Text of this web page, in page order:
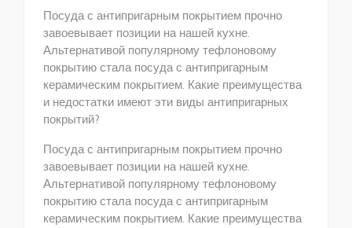
Посуда с антипригарным покрытием прочно
завоевывает позиции на нашей кухне.
Альтернативой популярному тефлоновому
покрытию стала посуда с антипригарным
керамическим покрытием. Какие преимущества
и недостатки имеют эти виды антипригарных
покрытий?
Посуда с антипригарным покрытием прочно
завоевывает позиции на нашей кухне.
Альтернативой популярному тефлоновому
покрытию стала посуда с антипригарным
керамическим покрытием. Какие преимущества